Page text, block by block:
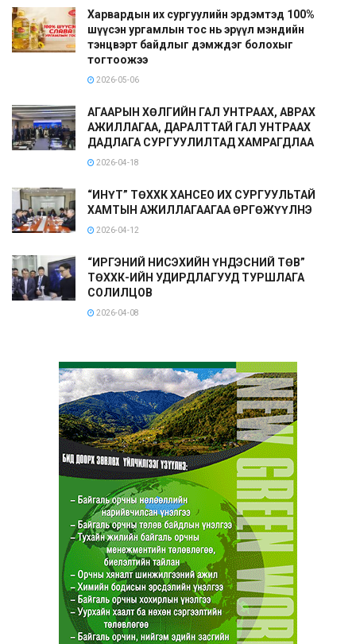
Харвардын их сургуулийн эрдэмтэд 100%
шүүсэн ургамлын тос нь эрүүл мэндийн
тэнцвэрт байдлыг дэмждэг болохыг
тогтоожээ
2026-05-06
АГААРЫН ХӨЛГИЙН ГАЛ УНТРААХ, АВРАХ
АЖИЛЛАГАА, ДАРАЛТТАЙ ГАЛ УНТРААХ
ДАДЛАГА СУРГУУЛИЛТАД ХАМРАГДЛАА
2026-04-18
“ИНҮТ” ТӨХХК ХАНСЕО ИХ СУРГУУЛЬТАЙ
ХАМТЫН АЖИЛЛАГААГАА ӨРГӨЖҮҮЛНЭ
2026-04-12
“ИРГЭНИЙ НИСЭХИЙН ҮНДЭСНИЙ ТӨВ”
ТӨХХК-ИЙН УДИРДЛАГУУД ТУРШЛАГА
СОЛИЛЦОВ
2026-04-08